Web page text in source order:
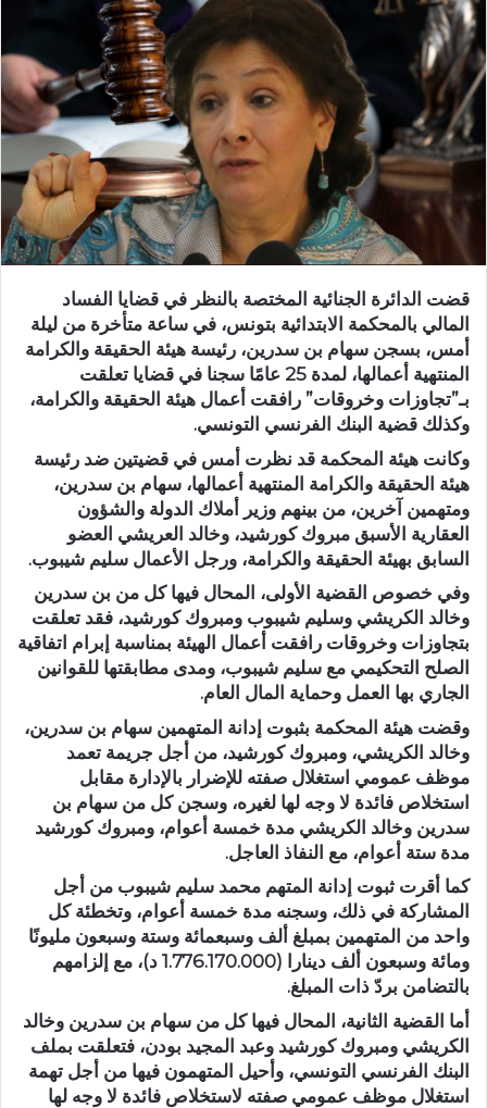
قضت الدائرة الجنائية المختصة بالنظر في قضايا الفساد
المالي بالمحكمة الابتدائية بتونس، في ساعة متأخرة من ليلة
أمس، بسجن سهام بن سدرين، رئيسة هيئة الحقيقة والكرامة
المنتهية أعمالها، لمدة 25 عامًا سجنا في قضايا تعلقت
بـ”تجاوزات وخروقات” رافقت أعمال هيئة الحقيقة والكرامة،
وكذلك قضية البنك الفرنسي التونسي.
وكانت هيئة المحكمة قد نظرت أمس في قضيتين ضد رئيسة
هيئة الحقيقة والكرامة المنتهية أعمالها، سهام بن سدرين،
ومتهمين آخرين، من بينهم وزير أملاك الدولة والشؤون
العقارية الأسبق مبروك كورشيد، وخالد العريشي العضو
السابق بهيئة الحقيقة والكرامة، ورجل الأعمال سليم شيبوب.
وفي خصوص القضية الأولى، المحال فيها كل من بن سدرين
وخالد الكريشي وسليم شيبوب ومبروك كورشيد، فقد تعلقت
بتجاوزات وخروقات رافقت أعمال الهيئة بمناسبة إبرام اتفاقية
الصلح التحكيمي مع سليم شيبوب، ومدى مطابقتها للقوانين
الجاري بها العمل وحماية المال العام.
وقضت هيئة المحكمة بثبوت إدانة المتهمين سهام بن سدرين،
وخالد الكريشي، ومبروك كورشيد، من أجل جريمة تعمد
موظف عمومي استغلال صفته للإضرار بالإدارة مقابل
استخلاص فائدة لا وجه لها لغيره، وسجن كل من سهام بن
سدرين وخالد الكريشي مدة خمسة أعوام، ومبروك كورشيد
مدة ستة أعوام، مع النفاذ العاجل.
كما أقرت ثبوت إدانة المتهم محمد سليم شيبوب من أجل
المشاركة في ذلك، وسجنه مدة خمسة أعوام، وتخطئة كل
واحد من المتهمين بمبلغ ألف وسبعمائة وستة وسبعون مليونًا
ومائة وسبعون ألف دينارا (1.776.170.000 د)، مع إلزامهم
بالتضامن بردّ ذات المبلغ.
أما القضية الثانية، المحال فيها كل من سهام بن سدرين وخالد
الكريشي ومبروك كورشيد وعبد المجيد بودن، فتعلقت بملف
البنك الفرنسي التونسي، وأحيل المتهمون فيها من أجل تهمة
استغلال موظف عمومي صفته لاستخلاص فائدة لا وجه لها